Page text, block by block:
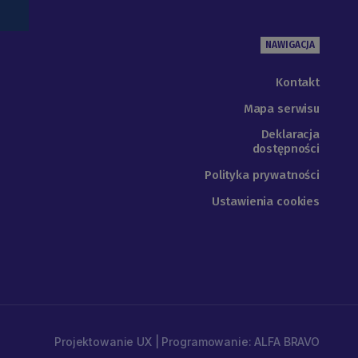
NAWIGACJA
Kontakt
Mapa serwisu
Deklaracja
dostępności
Polityka prywatności
Ustawienia cookies
Projektowanie UX | Programowanie: ALFA BRAVO